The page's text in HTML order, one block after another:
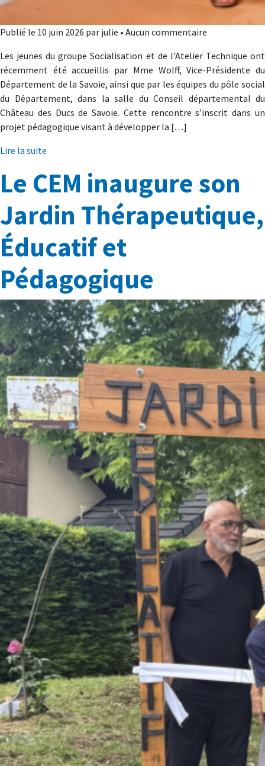
Publié le 10 juin 2026 par julie • Aucun commentaire
Les jeunes du groupe Socialisation et de l’Atelier Technique ont
récemment été accueillis par Mme Wolff, Vice-Présidente du
Département de la Savoie, ainsi que par les équipes du pôle social
du Département, dans la salle du Conseil départemental du
Château des Ducs de Savoie. Cette rencontre s’inscrit dans un
projet pédagogique visant à développer la […]
Lire la suite
Le CEM inaugure son
Jardin Thérapeutique,
Éducatif et
Pédagogique